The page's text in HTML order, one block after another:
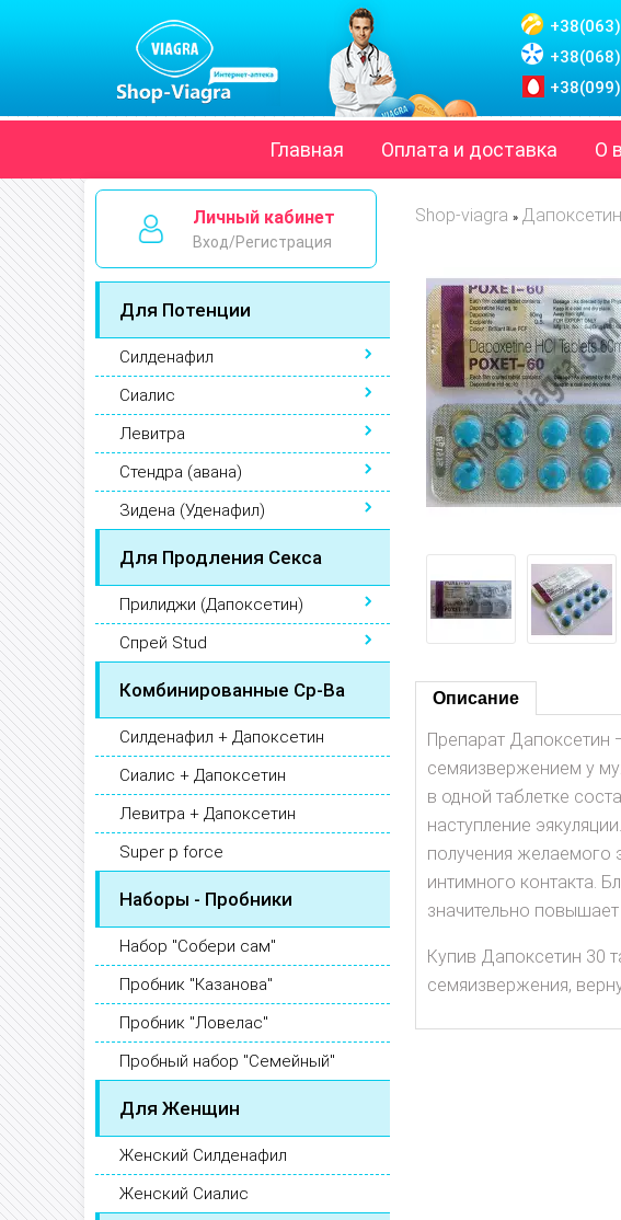
+38(063)
+38(068)
+38(099)
Главная Оплата и доставка О
Личный кабинет
Вход/Регистрация
Для Потенции
Силденафил
Сиалис
Левитра
Стендра (авана)
Зидена (Уденафил)
Для Продления Секса
Прилиджи (Дапоксетин)
Спрей Stud
Комбинированные Ср-Ва
Силденафил + Дапоксетин
Сиалис + Дапоксетин
Левитра + Дапоксетин
Super p force
Наборы - Пробники
Набор "Собери сам"
Пробник "Казанова"
Пробник "Ловелас"
Пробный набор "Семейный"
Для Женщин
Женский Силденафил
Женский Сиалис
Shop-viagra »
Описание
Препарат Дапоксетин
семяизвержением у
в одной таблетке
наступление
получения желаемого
интимного контакта.
значительно
Купив Дапоксетин 30
семяизвержения,